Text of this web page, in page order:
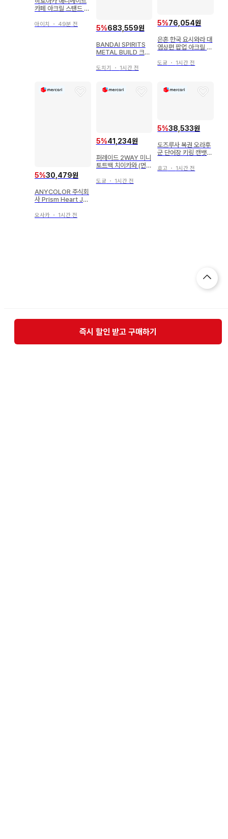
카페 아크릴 스탠드 아
아이치 ・ 49분 전 5%683,559원
BANDAI SPIRITS
METAL BUILD 크로
로스 (킨케두 탑승 사
도치기 ・ 1시간 전
5%76,054원
은혼 한국 요시와라 대
염상편 팝업 아크릴 스
도쿄 ・ 1시간 전
5%30,479원
ANYCOLOR 주식회
사 Prism Heart Jun
라유키 토모에/랜덤 사
오사카 ・ 1시간 전
5%41,234원
퍼레이드 2WAY 미니
토트백 치이카와 (먼작
도쿄 ・ 1시간 전
5%38,533원
도즈루사 복권 오라후
군 단어장 키링 캔뱃지
효고 ・ 1시간 전
즉시 할인 받고 구매하기